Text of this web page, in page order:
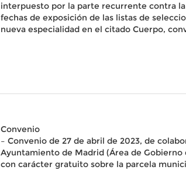
interpuesto por la parte recurrente contra la
fechas de exposición de las listas de
nueva especialidad en el citado Cuerpo,
Convenio
– Convenio de 27 de abril de 2023, de
Ayuntamiento de Madrid (Área de
con carácter gratuito sobre la parcela